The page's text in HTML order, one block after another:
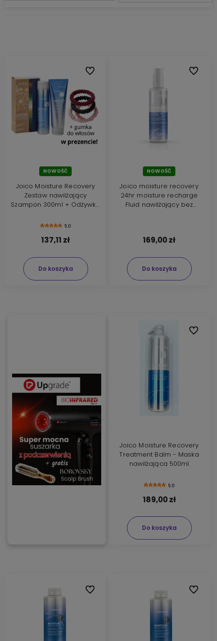
NOWOŚĆ
Joico Moisture Recovery
Zestaw nawilżający
Szampon 300ml + Odżywka
5.0
137,11 zł
Do koszyka
Do ulubionych
NOWOŚĆ
Joico moisture recovery
24hr moisture recharge
Fluid nawilżający bez
169,00 zł
Do koszyka
Do
Joico Moisture Recovery
Treatment Balm - Maska
nawilżająca 500ml
5.0
189,00 zł
Do koszyka
Do
Do ulubionych Do